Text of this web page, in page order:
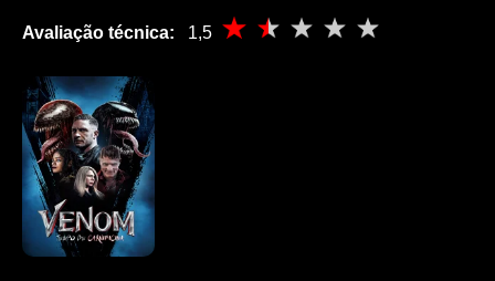
Avaliação técnica: 1,5